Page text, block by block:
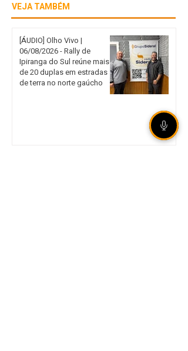
VEJA TAMBÉM
[ÁUDIO] Olho Vivo |
06/08/2026 - Rally de
Ipiranga do Sul reúne mais
de 20 duplas em estradas
de terra no norte gaúcho